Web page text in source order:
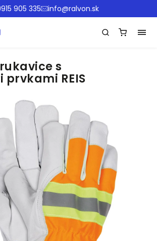
905 335 info@ralvon.sk
s
REIS